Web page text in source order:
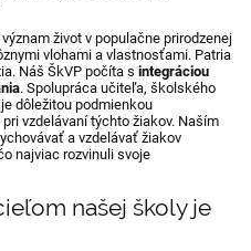
život v populačne prirodzenej
vlohami a vlastnosťami. Patria
Náš ŠkVP počíta sintegráciou
. Spolupráca učiteľa, školského
dôležitou podmienkou
vzdelávaní týchto žiakov. Naším
a vzdelávať žiakov
najviac rozvinuli svoje
našej školy je